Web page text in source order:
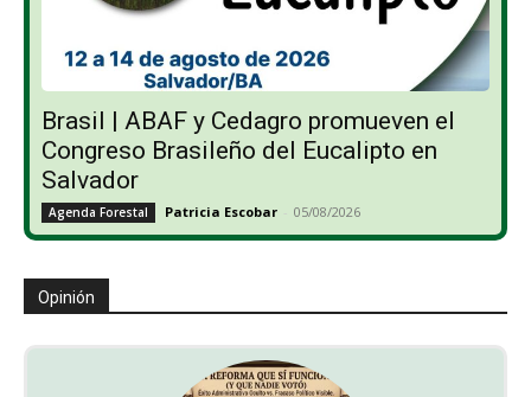
Brasil | ABAF y Cedagro promueven el
Congreso Brasileño del Eucalipto en
Salvador
Agenda Forestal Patricia Escobar - 05/08/2026
Opinión